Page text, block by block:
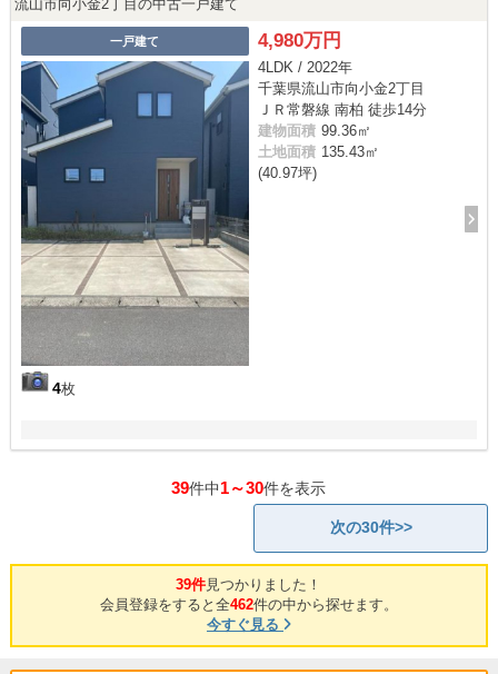
流山市向小金2丁目の中古一戸建て
一戸建て
4枚
4,980万円
4LDK / 2022年
千葉県流山市向小金2丁目
ＪＲ常磐線 南柏 徒歩14分
建物面積 99.36㎡
土地面積 135.43㎡
(40.97坪)
39件中1～30件を表示
次の30件>>
39件見つかりました！
会員登録をすると全462件の中から探せます。
今すぐ見る